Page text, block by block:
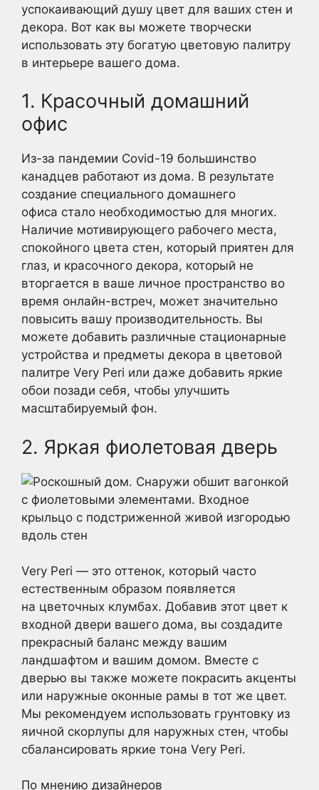
успокаивающий душу цвет для ваших стен и
декора. Вот как вы можете творчески
использовать эту богатую цветовую палитру
в интерьере вашего дома.
1. Красочный домашний
офис
Из-за пандемии Covid-19 большинство
канадцев работают из дома. В результате
создание специального домашнего
офиса стало необходимостью для многих.
Наличие мотивирующего рабочего места,
спокойного цвета стен, который приятен для
глаз, и красочного декора, который не
вторгается в ваше личное пространство во
время онлайн-встреч, может значительно
повысить вашу производительность. Вы
можете добавить различные стационарные
устройства и предметы декора в цветовой
палитре Very Peri или даже добавить яркие
обои позади себя, чтобы улучшить
масштабируемый фон.
2. Яркая фиолетовая дверь
Very Peri — это оттенок, который часто
естественным образом появляется
на цветочных клумбах. Добавив этот цвет к
входной двери вашего дома, вы создадите
прекрасный баланс между вашим
ландшафтом и вашим домом. Вместе с
дверью вы также можете покрасить акценты
или наружные оконные рамы в тот же цвет.
Мы рекомендуем использовать грунтовку из
яичной скорлупы для наружных стен, чтобы
сбалансировать яркие тона Very Peri.
По мнению дизайнеров